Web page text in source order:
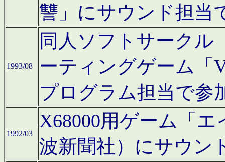
讐」にサウンド担当
1993/08
同人ソフトサークル
ーティングゲーム「
プログラム担当で参
1992/03
X68000用ゲーム「
波新聞社）にサウン